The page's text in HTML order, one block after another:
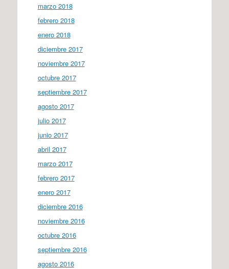
marzo 2018
febrero 2018
enero 2018
diciembre 2017
noviembre 2017
octubre 2017
septiembre 2017
agosto 2017
julio 2017
junio 2017
abril 2017
marzo 2017
febrero 2017
enero 2017
diciembre 2016
noviembre 2016
octubre 2016
septiembre 2016
agosto 2016